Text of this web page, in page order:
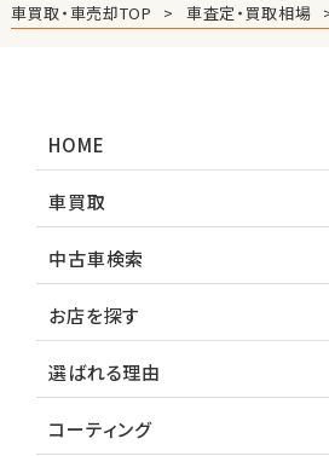
車買取・車売却TOP 車査定・買取相場
HOME
車買取
中古車検索
お店を探す
選ばれる理由
コーティング